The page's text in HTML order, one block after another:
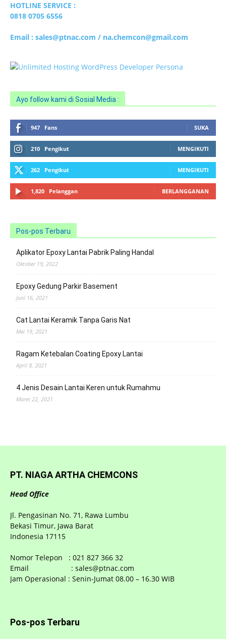
HOTLINE SERVICE :
0818 0705 6556
Email : sales@ptnac.com / na.chemcon@gmail.com
Ayo follow kami di Sosial Media :
947 Fans SUKA
210 Pengikut MENGIKUTI
262 Pengikut MENGIKUTI
1,820 Pelanggan BERLANGGANAN
Pos-pos Terbaru
Aplikator Epoxy Lantai Pabrik Paling Handal
Oktober 19, 2022
Epoxy Gedung Parkir Basement
Juni 16, 2021
Cat Lantai Keramik Tanpa Garis Nat
Mei 19, 2021
Ragam Ketebalan Coating Epoxy Lantai
April 8, 2021
4 Jenis Desain Lantai Keren untuk Rumahmu
Maret 22, 2021
PT. NIAGA ARTHA CHEMCONS
Head Office
Jl. Pengasinan No. 71, Rawa Lumbu
Bekasi Timur, Jawa Barat
Indonesia 17115
Nomor Telepon : 021 827 366 32
Email : sales@ptnac.com
Jam Operasional : Senin-Jumat 08.00 – 16.30 WIB
Pos-pos Terbaru